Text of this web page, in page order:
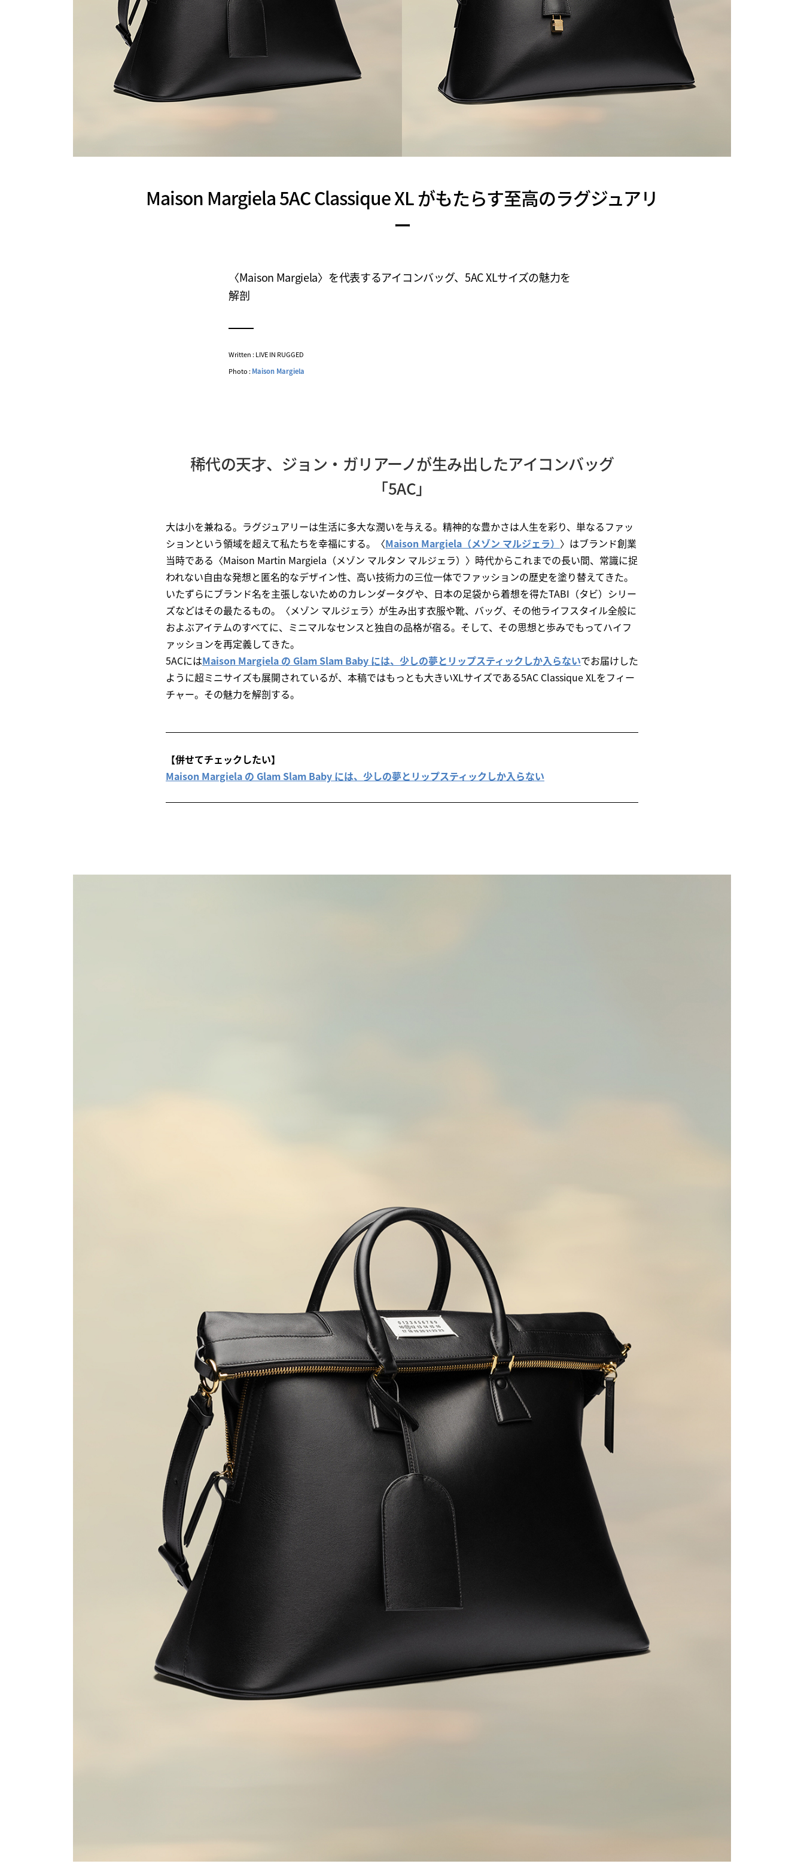
Maison Margiela 5AC Classique XL がもたらす至高のラグジュアリ
ー
〈Maison Margiela〉を代表するアイコンバッグ、5AC XLサイズの魅力を
解剖
Written : LIVE IN RUGGED
Photo :Maison Margiela
稀代の天才、ジョン・ガリアーノが生み出したアイコンバッグ
「5AC」
大は小を兼ねる。ラグジュアリーは生活に多大な潤いを与える。精神的な豊かさは人生を彩り、単なるファッ
ションという領域を超えて私たちを幸福にする。〈Maison Margiela（メゾン マルジェラ） 〉はブランド創業
当時である〈Maison Martin Margiela（メゾン マルタン マルジェラ）〉時代からこれまでの長い間、常識に捉
われない自由な発想と匿名的なデザイン性、高い技術力の三位一体でファッションの歴史を塗り替えてきた。
いたずらにブランド名を主張しないためのカレンダータグや、日本の足袋から着想を得たTABI（タビ）シリー
ズなどはその最たるもの。〈メゾン マルジェラ〉が生み出す衣服や靴、バッグ、その他ライフスタイル全般に
およぶアイテムのすべてに、ミニマルなセンスと独自の品格が宿る。そして、その思想と歩みでもってハイフ
ァッションを再定義してきた。
5ACにはMaison Margiela の Glam Slam Baby には、少しの夢とリップスティックしか入らないでお届けした
ように超ミニサイズも展開されているが、本稿ではもっとも大きいXLサイズである5AC Classique XLをフィー
チャー。その魅力を解剖する。
【併せてチェックしたい】
Maison Margiela の Glam Slam Baby には、少しの夢とリップスティックしか入らない